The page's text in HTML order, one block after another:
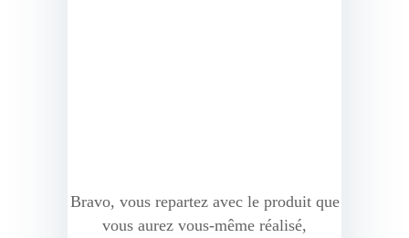
Bravo, vous repartez avec le produit que
vous aurez vous-même réalisé,